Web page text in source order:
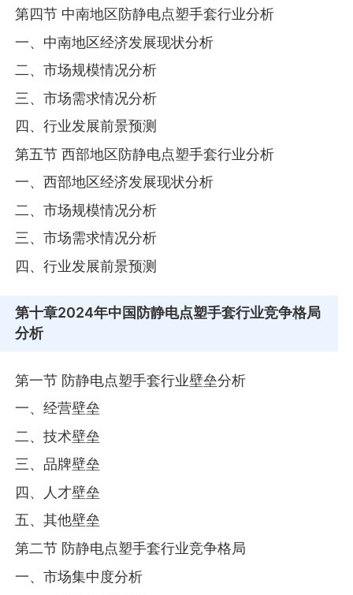
第四节 中南地区防静电点塑手套行业分析
一、中南地区经济发展现状分析
二、市场规模情况分析
三、市场需求情况分析
四、行业发展前景预测
第五节 西部地区防静电点塑手套行业分析
一、西部地区经济发展现状分析
二、市场规模情况分析
三、市场需求情况分析
四、行业发展前景预测
第十章2024年中国防静电点塑手套行业竞争格局
分析
第一节 防静电点塑手套行业壁垒分析
一、经营壁垒
二、技术壁垒
三、品牌壁垒
四、人才壁垒
五、其他壁垒
第二节 防静电点塑手套行业竞争格局
一、市场集中度分析